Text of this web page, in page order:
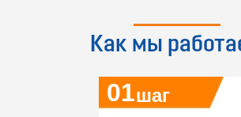
Как мы
01шаг